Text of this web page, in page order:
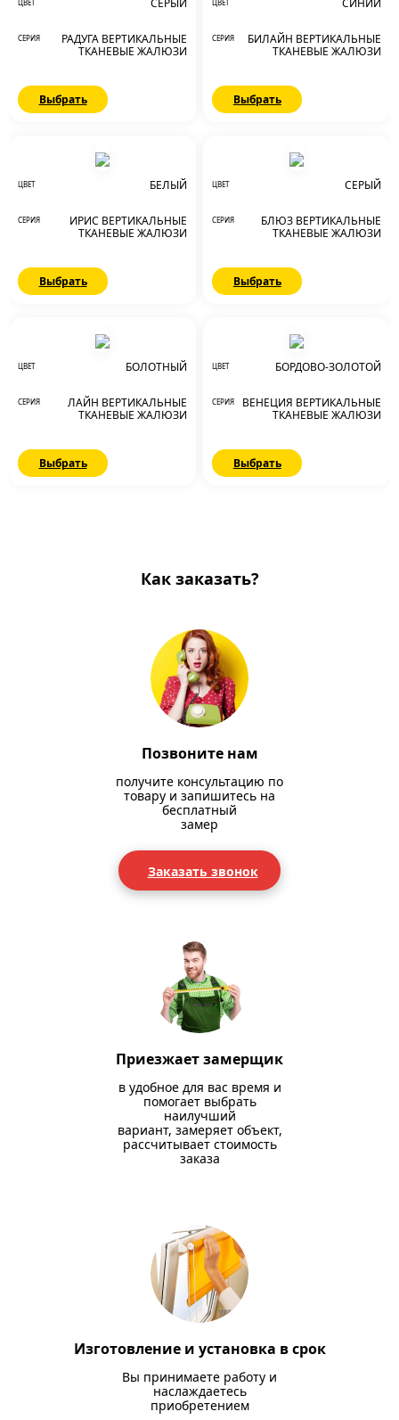
ЦВЕТ СЕРЫЙ
СЕРИЯ
РАДУГА ВЕРТИКАЛЬНЫЕ
ТКАНЕВЫЕ ЖАЛЮЗИ
Выбрать
ЦВЕТ СИНИЙ
СЕРИЯ
БИЛАЙН ВЕРТИКАЛЬНЫЕ
ТКАНЕВЫЕ ЖАЛЮЗИ
Выбрать
ЦВЕТ БЕЛЫЙ
СЕРИЯ
ИРИС ВЕРТИКАЛЬНЫЕ
ТКАНЕВЫЕ ЖАЛЮЗИ
Выбрать
ЦВЕТ СЕРЫЙ
СЕРИЯ
БЛЮЗ ВЕРТИКАЛЬНЫЕ
ТКАНЕВЫЕ ЖАЛЮЗИ
Выбрать
ЦВЕТ БОЛОТНЫЙ
СЕРИЯ
ЛАЙН ВЕРТИКАЛЬНЫЕ
ТКАНЕВЫЕ ЖАЛЮЗИ
Выбрать
ЦВЕТ БОРДОВО-ЗОЛОТОЙ
СЕРИЯ
ВЕНЕЦИЯ ВЕРТИКАЛЬНЫЕ
ТКАНЕВЫЕ ЖАЛЮЗИ
Выбрать
Как заказать?
Позвоните нам
получите консультацию по
товару и запишитесь на
бесплатный
замер
Заказать звонок
Приезжает замерщик
в удобное для вас время и
помогает выбрать
наилучший
вариант, замеряет объект,
рассчитывает стоимость
заказа
Изготовление и установка в срок
Вы принимаете работу и
наслаждаетесь
приобретением